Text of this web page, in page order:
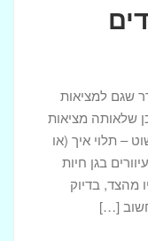
שגם למציאות
שלאותה מציאות
– תלוי איך (או
בגן חיות
מהצד, בדיוק